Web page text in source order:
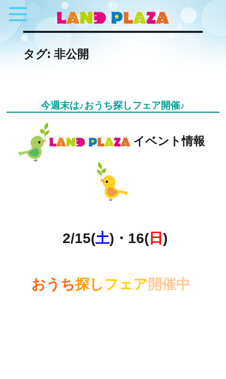
タグ: 非公開
今週末は♪おうち探しフェア開催♪
イベント情報
2/15(土)・16(日 )
おうち探し フェア 開催中